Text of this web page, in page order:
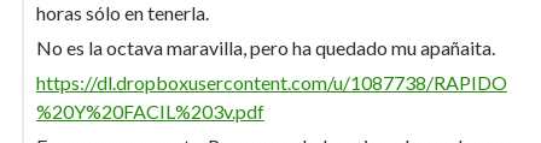
horas sólo en tenerla.
No es la octava maravilla, pero ha quedado mu apañaita.
https://dl.dropboxusercontent.com/u/1087738/RAPIDO
%20Y%20FACIL%203v.pdf